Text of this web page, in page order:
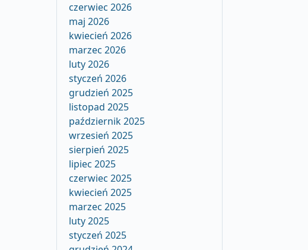
czerwiec 2026
maj 2026
kwiecień 2026
marzec 2026
luty 2026
styczeń 2026
grudzień 2025
listopad 2025
październik 2025
wrzesień 2025
sierpień 2025
lipiec 2025
czerwiec 2025
kwiecień 2025
marzec 2025
luty 2025
styczeń 2025